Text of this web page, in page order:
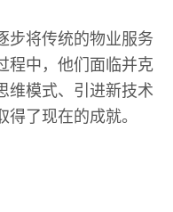
步将传统的物业服务
程中，他们面临并克
维模式、引进新技术
了现在的成就。